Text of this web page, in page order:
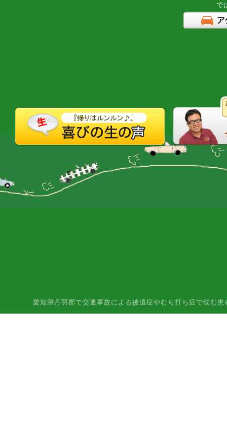
で
愛知県丹羽郡で交通事故による後遺症やむち打ち症で悩